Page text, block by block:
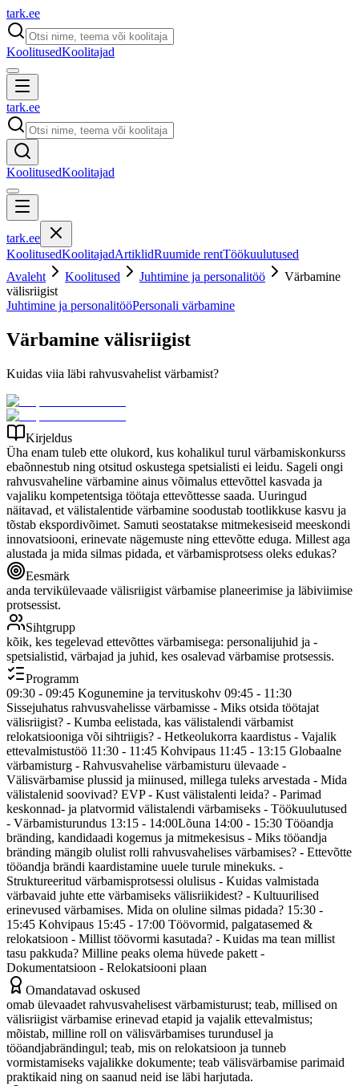
tark.ee
KoolitusedKoolitajad
tark.ee
KoolitusedKoolitajad
tark.ee
KoolitusedKoolitajadArtiklidRuumide rentTöökuulutused
Avaleht
Koolitused Juhtimine ja personalitöö
Värbamine
välisriigist
Juhtimine ja personalitööPersonali värbamine
Värbamine välisriigist
Kuidas viia läbi rahvusvahelist värbamist?
Kirjeldus
Üha enam tuleb ette olukord, kus kohalikul turul värbamiskonkurss
ebaõnnestub ning otsitud oskustega spetsialisti ei leidu. Sageli ongi
rahvusvaheline värbamine ainus võimalus ettevõttel kasvada ja
vajaliku kompetentsiga töötaja ettevõttesse saada. Uuringud
näitavad, et välistalentide värbamine soodustab tootlikkuse kasvu ja
tõstab ekspordivõimet. Samuti seostatakse mitmekesiseid meeskondi
innovatsiooni, erinevate nägemuste ning ettevõtte eduga. Millest aga
alustada ja mida silmas pidada, et värbamisprotsess oleks edukas?
Eesmärk
anda tervikülevaade välisriigist värbamise planeerimise ja läbiviimise
protsessist.
Sihtgrupp
kõik, kes tegelevad ettevõttes värbamisega: personalijuhid ja -
spetsialistid, värbajad ja juhid, kes osalevad värbamise protsessis.
Programm
09:30 - 09:45 Kogunemine ja tervituskohv 09:45 - 11:30
Sissejuhatus rahvusvahelisse värbamisse - Miks otsida töötajat
välisriigist? - Kumba eelistada, kas välistalendi värbamist
relokatsiooniga või sihtriigis? - Hetkeolukorra kaardistus - Vajalik
ettevalmistustöö 11:30 - 11:45 Kohvipaus 11:45 - 13:15 Globaalne
värbamisturg - Rahvusvahelise värbamisturu ülevaade -
Välisvärbamise plussid ja miinused, millega tuleks arvestada - Mida
välistalenid soovivad? EVP - Kust välistalenti leida? - Parimad
keskonnad- ja platvormid välistalendi värbamiseks - Töökuulutused
- Värbamisturundus 13:15 - 14:00Lõuna 14:00 - 15:30 Tööandja
bränding, kandidaadi kogemus ja mitmekesisus - Miks tööandja
bränding mängib olulist rolli rahvusvahelises värbamises? - Ettevõtte
tööandja brändi kaardistamine uuele turule minekuks. -
Struktureeritud värbamisprotsessi olulisus - Kuidas valmistada
värbavaid juhte ette värbamiseks välisriikidest? - Kultuurilised
erinevused värbamises. Mida on oluline silmas pidada? 15:30 -
15:45 Kohvipaus 15:45 - 17:00 Töövormid, palgatasemed &
relokatsioon - Millist töövormi kasutada? - Kuidas ma tean millist
tasu pakkuda? Milline peaks olema hüvede pakett -
Dokumentatsioon - Relokatsiooni plaan
Omandatavad oskused
omab ülevaadet rahvusvahelisest värbamisturust; teab, millised on
välisriigist värbamise erinevad etapid ja vajalik ettevalmistus;
mõistab, milline roll on välisvärbamises turundusel ja
tööandjabrändingul; teab, mis on relokatsioon ja tunneb
vormistamiseks vajalikke dokumente; teab välisvärbamise parimaid
praktikaid ning on saanud neid ise läbi harjutada.